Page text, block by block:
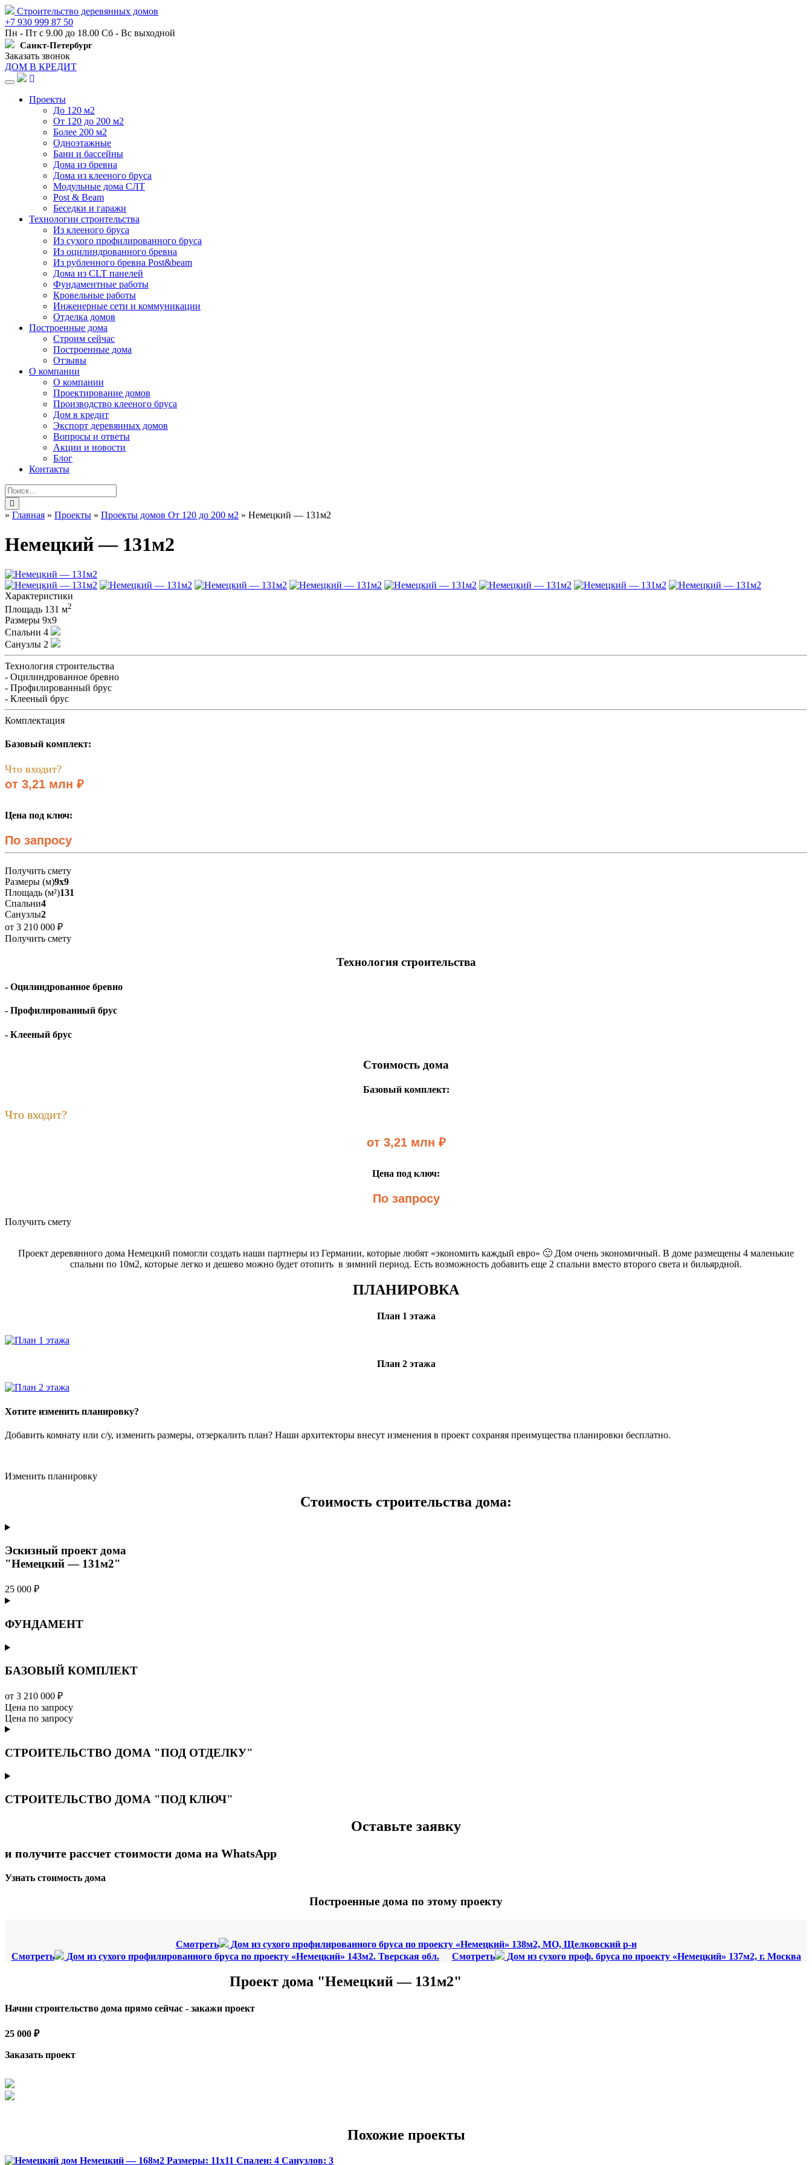
Строительство деревянных домов
+7 930 999 87 50
Пн - Пт с 9.00 до 18.00 Сб - Вс выходной
Санкт-Петербург
Заказать звонок
ДОМ В КРЕДИТ
Навигация
Проекты
До 120 м2
От 120 до 200 м2
Более 200 м2
Одноэтажные
Бани и бассейны
Дома из бревна
Дома из клееного бруса
Модульные дома СЛТ
Post & Beam
Беседки и гаражи
Технологии строительства
Из клееного бруса
Из сухого профилированного бруса
Из оцилиндрованного бревна
Из рубленного бревна Post&beam
Дома из CLT панелей
Фундаментные работы
Кровельные работы
Инженерные сети и коммуникации
Отделка домов
Построенные дома
Строим сейчас
Построенные дома
Отзывы
О компании
О компании
Проектирование домов
Производство клееного бруса
Дом в кредит
Экспорт деревянных домов
Вопросы и ответы
Акции и новости
Блог
Контакты
» Главная » Проекты » Проекты домов От 120 до 200 м2 » Немецкий — 131м2
Немецкий — 131м2
Характеристики
Площадь 131 м2
Размеры 9х9
Спальни 4
Санузлы 2
Технология строительства
- Оцилиндрованное бревно
- Профилированный брус
- Клееный брус
Комплектация
Базовый комплект:
Что входит?
от 3,21 млн ₽
Цена под ключ:
По запросу
Получить смету
Размеры (м)9х9
Площадь (м²)131
Спальни4
Санузлы2
от 3 210 000 ₽
Получить смету
Технология строительства
- Оцилиндрованное бревно
- Профилированный брус
- Клееный брус
Стоимость дома
Базовый комплект:
Что входит?
от 3,21 млн ₽
Цена под ключ:
По запросу
Получить смету
Проект деревянного дома Немецкий помогли создать наши партнеры из Германии, которые любят «экономить каждый евро» 🙂 Дом очень экономичный. В доме размещены 4 маленькие
спальни по 10м2, которые легко и дешево можно будет отопить в зимний период. Есть возможность добавить еще 2 спальни вместо второго света и бильярдной.
ПЛАНИРОВКА
План 1 этажа
План 2 этажа
Хотите изменить планировку?
Добавить комнату или с/у, изменить размеры, отзеркалить план? Наши архитекторы внесут изменения в проект сохраняя преимущества планировки бесплатно.
Изменить планировку
Стоимость строительства дома:
Эскизный проект дома
"Немецкий — 131м2"
25 000 ₽
ФУНДАМЕНТ
БАЗОВЫЙ КОМПЛЕКТ
от 3 210 000 ₽
Цена по запросу
Цена по запросу
СТРОИТЕЛЬСТВО ДОМА "ПОД ОТДЕЛКУ"
СТРОИТЕЛЬСТВО ДОМА "ПОД КЛЮЧ"
Оставьте заявку
и получите рассчет стоимости дома на WhatsApp
Узнать стоимость дома
Построенные дома по этому проекту
Смотреть
Дом из сухого профилированного бруса по проекту «Немецкий» 138м2, МО, Щелковский р-н
Смотреть
Дом из сухого профилированного бруса по проекту «Немецкий» 143м2. Тверская обл. Смотреть Дом из сухого проф. бруса по проекту «Немецкий» 137м2, г. Москва
Проект дома "Немецкий — 131м2"
Начни строительство дома прямо сейчас - закажи проект
25 000 ₽
Заказать проект
Похожие проекты
Немецкий — 168м2 Размеры: 11х11 Спален: 4 Санузлов: 3